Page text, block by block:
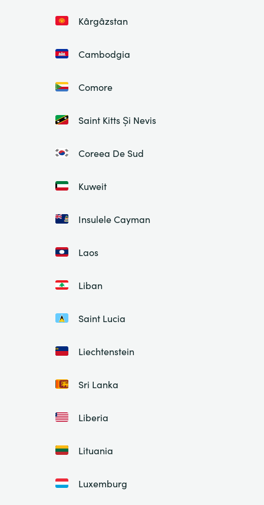
Kârgâzstan
Cambodgia
Comore
Saint Kitts Și Nevis
Coreea De Sud
Kuweit
Insulele Cayman
Laos
Liban
Saint Lucia
Liechtenstein
Sri Lanka
Liberia
Lituania
Luxemburg